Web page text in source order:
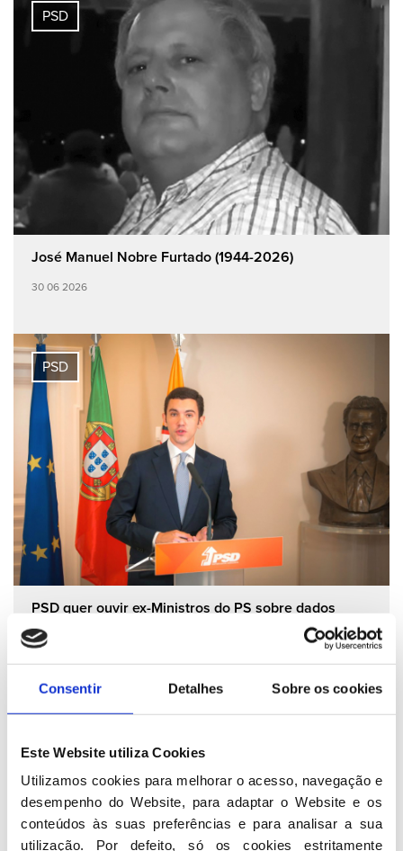
Consentir Detalhes Sobre os cookies
Este Website utiliza Cookies
Utilizamos cookies para melhorar o acesso, navegação e
desempenho do Website, para adaptar o Website e os
conteúdos às suas preferências e para analisar a sua
utilização. Por defeito, só os cookies estritamente
PSD
José Manuel Nobre Furtado (1944-2026)
30 06 2026
PSD
PSD quer ouvir ex-Ministros do PS sobre dados
demográficos revelados pelo INE